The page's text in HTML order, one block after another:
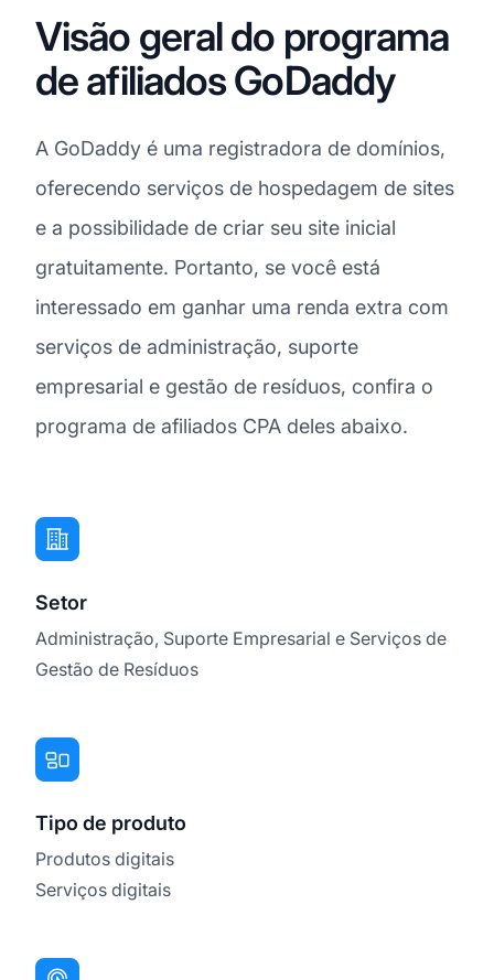
Visão geral do programa
de afiliados GoDaddy
A GoDaddy é uma registradora de domínios,
oferecendo serviços de hospedagem de sites
e a possibilidade de criar seu site inicial
gratuitamente. Portanto, se você está
interessado em ganhar uma renda extra com
serviços de administração, suporte
empresarial e gestão de resíduos, confira o
programa de afiliados CPA deles abaixo.
Setor
Administração, Suporte Empresarial e Serviços de
Gestão de Resíduos
Tipo de produto
Produtos digitais
Serviços digitais